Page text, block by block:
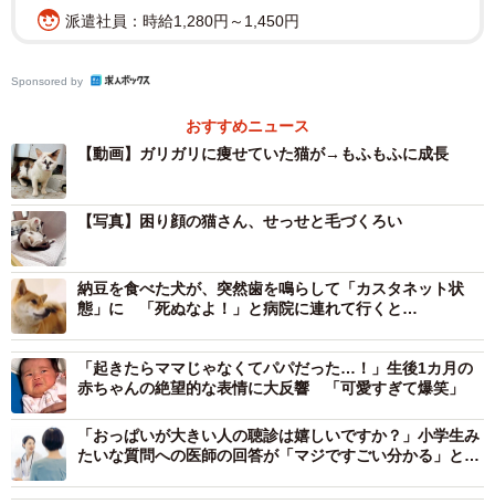
派遣社員：時給1,280円～1,450円
Sponsored by
おすすめニュース
【動画】ガリガリに痩せていた猫が→もふもふに成長
【写真】困り顔の猫さん、せっせと毛づくろい
納豆を食べた犬が、突然歯を鳴らして「カスタネット状
態」に 「死ぬなよ！」と病院に連れて行くと…
「起きたらママじゃなくてパパだった…！」生後1カ月の
赤ちゃんの絶望的な表情に大反響 「可愛すぎて爆笑」
「おっぱいが大きい人の聴診は嬉しいですか？」小学生み
たいな質問への医師の回答が「マジですごい分かる」と反